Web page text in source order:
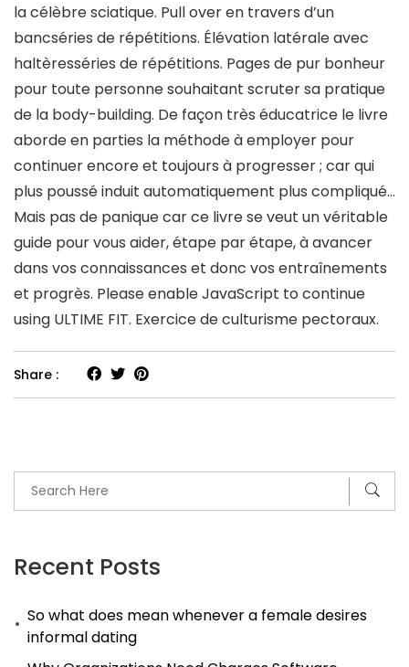
Recent Posts
So what does mean whenever a female desires
informal dating
la célèbre sciatique. Pull over en travers d’un
bancséries de répétitions. Élévation latérale avec
haltèresséries de répétitions. Pages de pur bonheur
pour toute personne souhaitant scruter sa pratique
de la body-building. De façon très éducatrice le livre
aborde en parties la méthode à employer pour
continuer encore et toujours à progresser ; car qui
plus poussé induit automatiquement plus compliqué…
Mais pas de panique car ce livre se veut un véritable
guide pour vous aider, étape par étape, à avancer
dans vos connaissances et donc vos entraînements
et progrès. Please enable JavaScript to continue
using ULTIME FIT. Exercice de culturisme pectoraux.
Share :